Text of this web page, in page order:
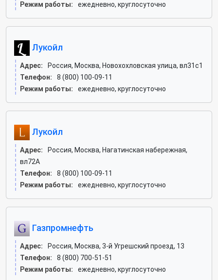
Режим работы:
ежедневно, круглосуточно
Лукойл
Адрес:
Россия, Москва, Новохохловская улица, вл31с1
Телефон:
8 (800) 100-09-11
Режим работы:
ежедневно, круглосуточно
Лукойл
Адрес:
Россия, Москва, Нагатинская набережная,
вл72А
Телефон:
8 (800) 100-09-11
Режим работы:
ежедневно, круглосуточно
Газпромнефть
Адрес:
Россия, Москва, 3-й Угрешский проезд, 13
Телефон:
8 (800) 700-51-51
Режим работы:
ежедневно, круглосуточно